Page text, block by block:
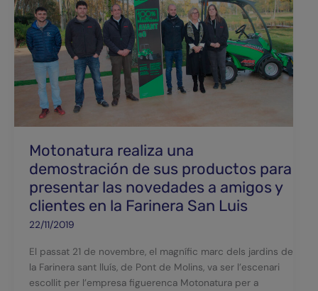
Motonatura realiza una
demostración de sus productos para
presentar las novedades a amigos y
clientes en la Farinera San Luis
22/11/2019
El passat 21 de novembre, el magnífic marc dels jardins de
la Farinera sant lluís, de Pont de Molins, va ser l’escenari
escollit per l’empresa figuerenca Motonatura per a
demostración
de
sus
productos
para
presentar
novedades
amigos
y
en
la
Farinera
Luis